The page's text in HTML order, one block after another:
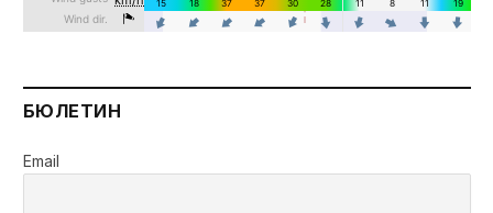
БЮЛЕТИН
Email